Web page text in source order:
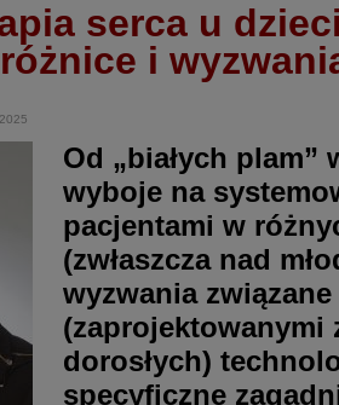
serca u
i
Od „białych plam”
wyboje na
pacjentami w
(zwłaszcza nad
wyzwania
(zaprojektowanymi
dorosłych)
specyficzne